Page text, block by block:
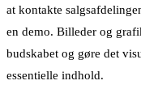
at kontakte
en demo. Billeder og
budskabet og gøre det
essentielle indhold.